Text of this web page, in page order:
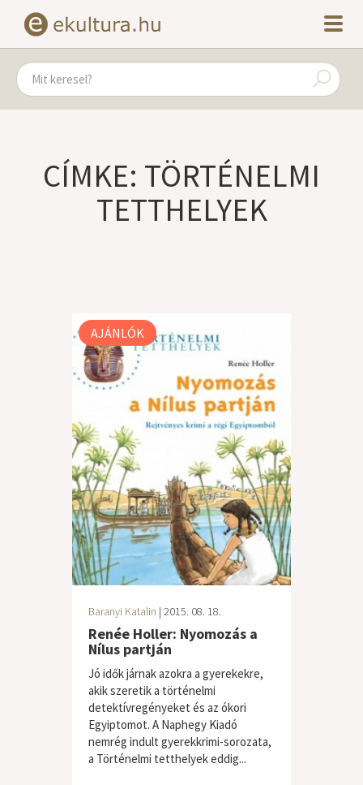
CÍMKE: TÖRTÉNELMI
TETTHELYEK
AJÁNLÓK
Baranyi Katalin | 2015. 08. 18.
Renée Holler: Nyomozás a
Nílus partján
Jó idők járnak azokra a gyerekekre,
akik szeretik a történelmi
detektívregényeket és az ókori
Egyiptomot. A Naphegy Kiadó
nemrég indult gyerekkrimi-sorozata,
a Történelmi tetthelyek eddig...